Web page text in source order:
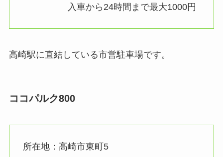
入車から24時間まで最大1000円
高崎駅に直結している市営駐車場です。
ココパルク800
所在地：高崎市東町5